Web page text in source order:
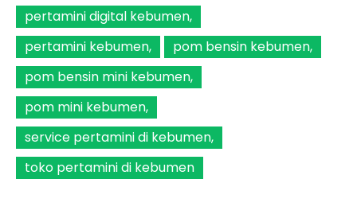
pertamini digital kebumen
pertamini kebumen
pom bensin kebumen
pom bensin mini kebumen
pom mini kebumen
service pertamini di kebumen
toko pertamini di kebumen